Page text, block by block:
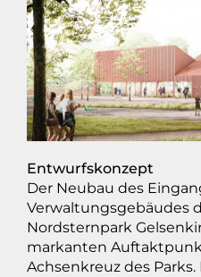
Entwurfskonzept
Der Neubau des
Verwaltungsgebäudes
Nordsternpark
markanten
Achsenkreuz des